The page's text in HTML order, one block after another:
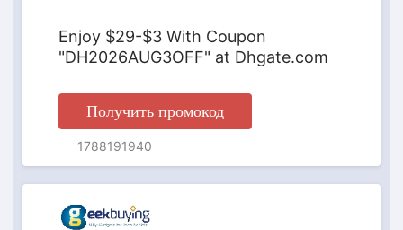
Enjoy $29-$3 With Coupon
"DH2026AUG3OFF" at Dhgate.com
Получить промокод
1788191940
ПРОМОКОД